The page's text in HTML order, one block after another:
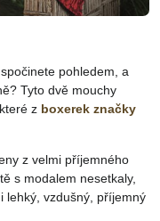
pohledem, a
Tyto dvě mouchy
z boxerek značky
z velmi příjemného
s modalem nesetkaly,
lehký, vzdušný, příjemný